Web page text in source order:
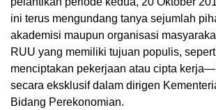
ini terus mengundang tanya sejumlah
akademisi maupun organisasi
RUU yang memiliki tujuan populis,
menciptakan pekerjaan atau cipta
secara eksklusif dalam dirigen
Bidang Perekonomian.